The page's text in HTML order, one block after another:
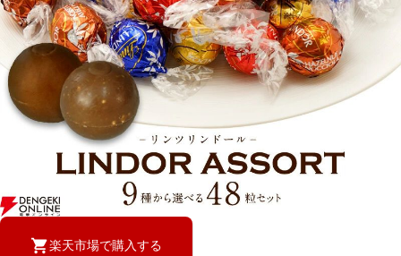
楽天市場で購入する